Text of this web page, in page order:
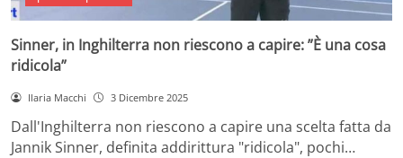
Sinner, in Inghilterra non riescono a capire: ”È una cosa
ridicola”
Ilaria Macchi 3 Dicembre 2025
Dall'Inghilterra non riescono a capire una scelta fatta da
Jannik Sinner, definita addirittura "ridicola", pochi…